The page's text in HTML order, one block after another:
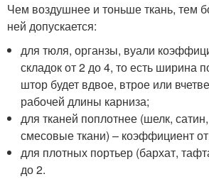
Чем воздушнее и тоньше ткань, тем
ней допускается:
для тюля, органзы, вуали
складок от 2 до 4, то есть ширина
штор будет вдвое, втрое или
рабочей длины карниза;
для тканей поплотнее (шелк,
смесовые ткани) – коэффициент
для плотных портьер (бархат,
до 2.